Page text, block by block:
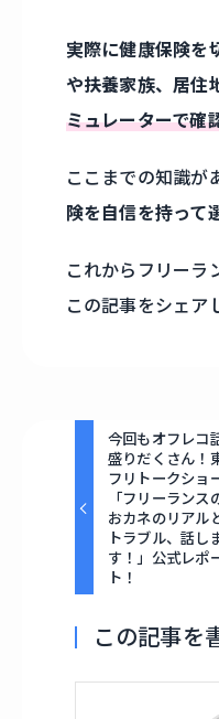
実際に健康保険を
や扶養家族、居住
ミュレーターで確
ここまでの知識が
険を自信を持って
これからフリーラ
この記事をシェア
今回もオフレコ
盛りだくさん！
フリトークショ
「フリーランス
おカネのリアル
トラブル、話し
す！」公式レポ
ト！
この記事を